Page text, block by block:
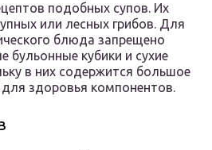
подобных супов. Их
или лесных грибов. Для
блюда запрещено
бульонные кубики и сухие
в них содержится большое
здоровья компонентов.